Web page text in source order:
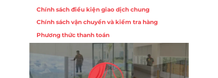
Chính sách điều kiện giao dịch chung
Chính sách vận chuyển và kiểm tra hàng
Phương thức thanh toán